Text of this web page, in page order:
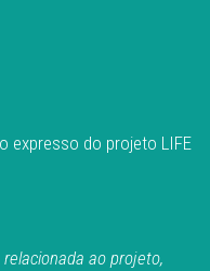
expresso do projeto LIFE
ao projeto,